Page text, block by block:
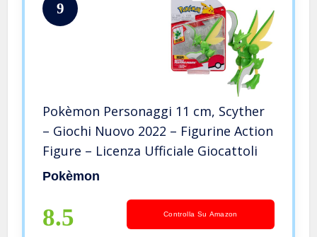
9
Pokèmon Personaggi 11 cm, Scyther
– Giochi Nuovo 2022 – Figurine Action
Figure – Licenza Ufficiale Giocattoli
Pokèmon
8.5 Controlla Su Amazon